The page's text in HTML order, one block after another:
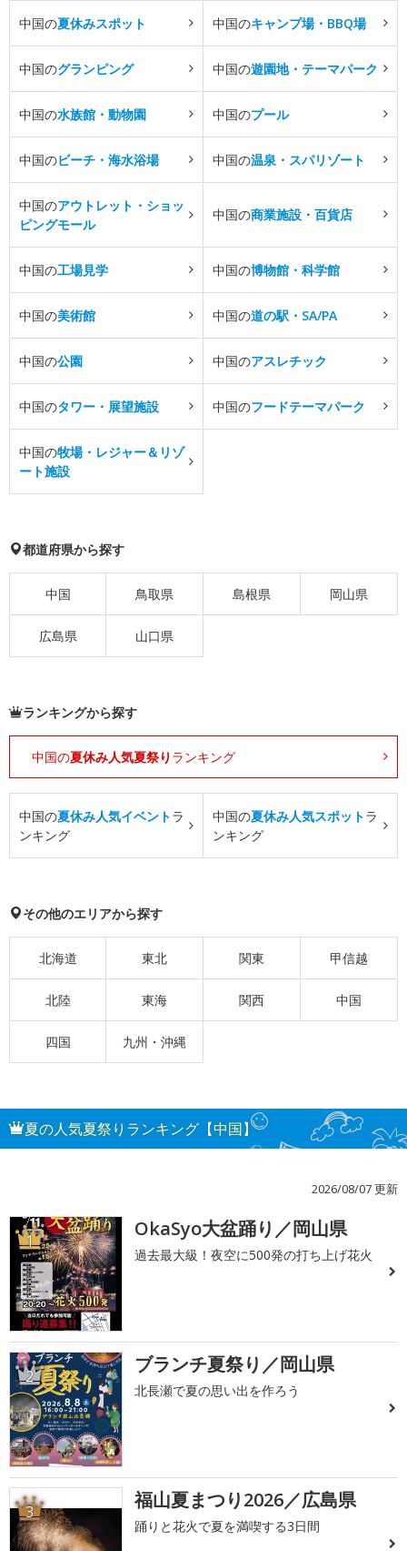
中国の夏休みスポット 中国のキャンプ場・BBQ場
中国のグランピング 中国の遊園地・テーマパーク
中国の水族館・動物園 中国のプール
中国のビーチ・海水浴場 中国の温泉・スパリゾート
中国のアウトレット・ショッ
ピングモール
中国の商業施設・百貨店
中国の工場見学 中国の博物館・科学館
中国の美術館 中国の道の駅・SA/PA
中国の公園 中国のアスレチック
中国のタワー・展望施設 中国のフードテーマパーク
中国の牧場・レジャー＆リゾ
ート施設
都道府県から探す
中国 鳥取県 島根県 岡山県
広島県 山口県
ランキングから探す
中国の夏休み人気夏祭り ランキング
中国の夏休み人気イベントラ
ンキング
中国の夏休み人気スポットラ
ンキング
その他のエリアから探す
北海道 東北 関東 甲信越
北陸 東海 関西 中国
四国 九州・沖縄
夏の人気夏祭りランキング【中国】
2026/08/07 更新
1 OkaSyo大盆踊り／岡山県
過去最大級！夜空に500発の打ち上げ花火
2 ブランチ夏祭り／岡山県
北長瀬で夏の思い出を作ろう
3 福山夏まつり2026／広島県
踊りと花火で夏を満喫する3日間